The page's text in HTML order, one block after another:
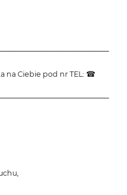
na Ciebie pod nr TEL: ☎